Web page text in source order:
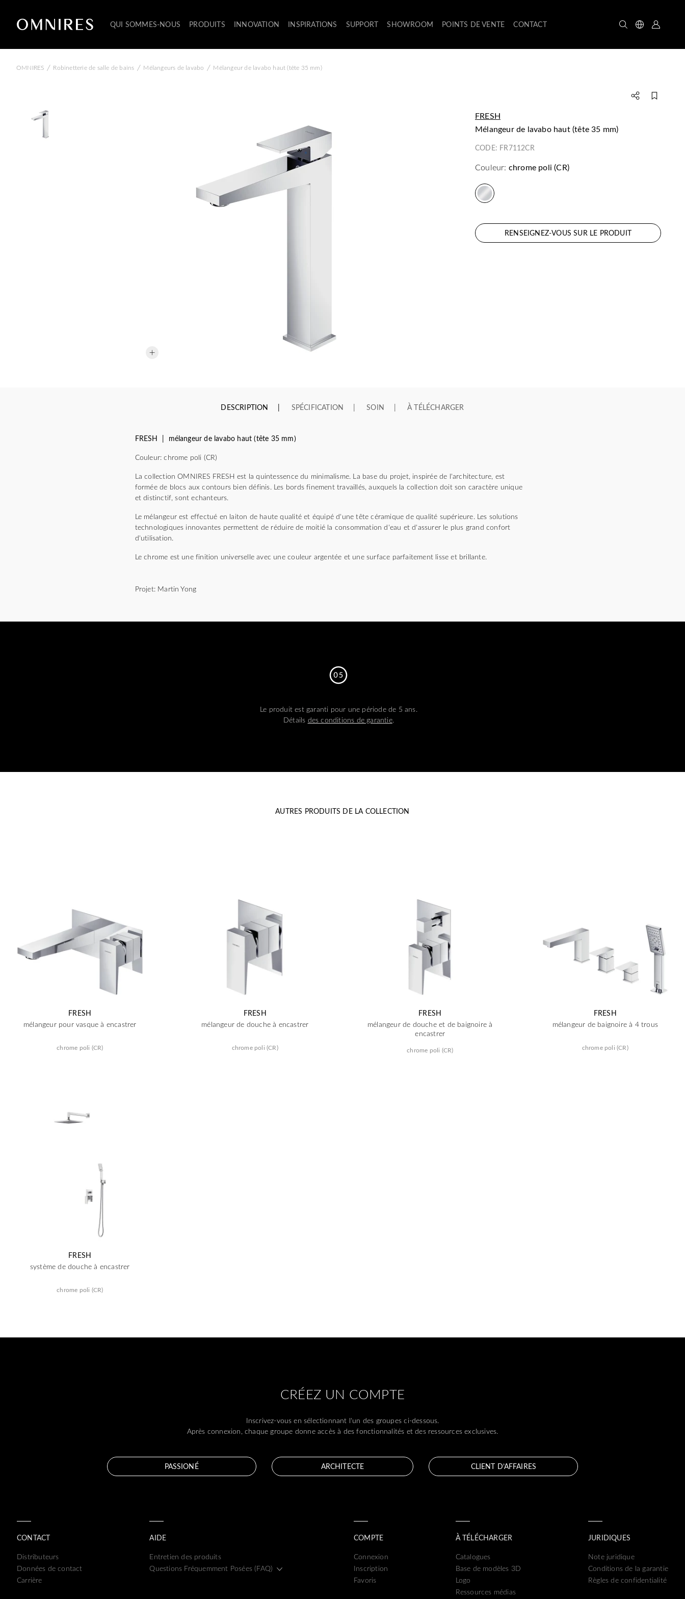
QUI SOMMES-NOUS PRODUITS INNOVATION INSPIRATIONS SUPPORT SHOWROOM POINTS DE VENTE CONTACT
OMNIRES / Robinetterie de salle de bains / Mélangeurs de lavabo / Mélangeur de lavabo haut (tête 35 mm)
FRESH
mélangeur de lavabo haut (tête 35 mm)
CODE: FR7112CR
Couleur: chrome poli (CR)
RENSEIGNEZ-VOUS SUR LE PRODUIT
DESCRIPTION SPÉCIFICATION SOIN À TÉLÉCHARGER
FRESH | mélangeur de lavabo haut (tête 35 mm)
Couleur: chrome poli (CR)
La collection OMNIRES FRESH est la quintessence du minimalisme. La base du projet, inspirée de l'architecture, est
formée de blocs aux contours bien définis. Les bords finement travaillés, auxquels la collection doit son caractère unique
et distinctif, sont echanteurs.
Le mélangeur est effectué en laiton de haute qualité et équipé d'une tête céramique de qualité supérieure. Les solutions
technologiques innovantes permettent de réduire de moitié la consommation d'eau et d'assurer le plus grand confort
d'utilisation.
Le chrome est une finition universelle avec une couleur argentée et une surface parfaitement lisse et brillante.
Projet: Martin Yong
Le produit est garanti pour une période de 5 ans.
Détails des conditions de garantie.
AUTRES PRODUITS DE LA COLLECTION
FRESH
mélangeur pour vasque à encastrer
chrome poli (CR)
FRESH
mélangeur de douche à encastrer
chrome poli (CR)
FRESH
mélangeur de douche et de baignoire à
encastrer
chrome poli (CR)
FRESH
mélangeur de baignoire à 4 trous
chrome poli (CR)
FRESH
système de douche à encastrer
chrome poli (CR)
CRÉEZ UN COMPTE
Inscrivez-vous en sélectionnant l'un des groupes ci-dessous.
Après connexion, chaque groupe donne accès à des fonctionnalités et des ressources exclusives.
PASSIONÉ ARCHITECTE CLIENT D’AFFAIRES
CONTACT
Distributeurs
Données de contact
Carrière
AIDE
Entretien des produits
Questions Fréquemment Posées (FAQ)
COMPTE
Connexion
Inscription
Favoris
À TÉLÉCHARGER
Catalogues
Base de modèles 3D
Logo
Ressources médias
JURIDIQUES
Note juridique
Conditions de la garantie
Règles de confidentialité